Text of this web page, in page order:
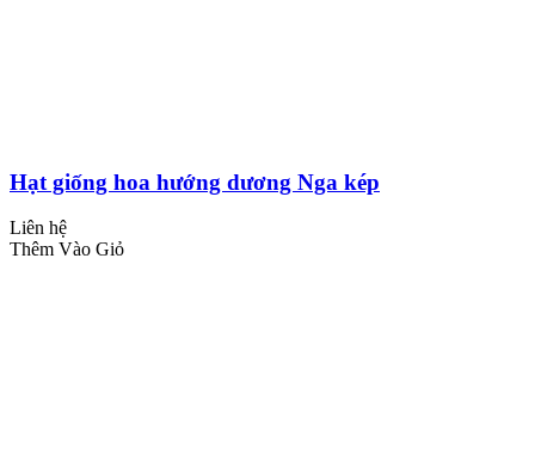
Hạt giống hoa hướng dương Nga kép
Liên hệ
Thêm Vào Giỏ